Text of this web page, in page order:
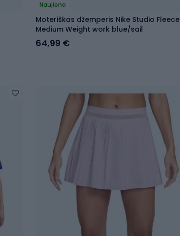
Naujiena
Moteriškas džemperis Nike Studio Fleece
Medium Weight work blue/sail
64,99 €